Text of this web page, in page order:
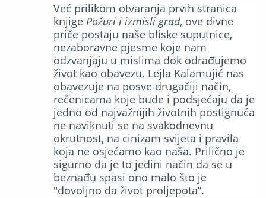
Već prilikom otvaranja prvih stranica
knjige Požuri i izmisli grad, ove divne
priče postaju naše bliske suputnice,
nezaboravne pjesme koje nam
odzvanjaju u mislima dok odrađujemo
život kao obavezu. Lejla Kalamujić nas
obavezuje na posve drugačiji način,
rečenicama koje bude i podsjećaju da je
jedno od najvažnijih životnih postignuća
ne naviknuti se na svakodnevnu
okrutnost, na cinizam svijeta i pravila
koja ne osjećamo kao naša. Prilično je
sigurno da je to jedini način da se u
beznađu spasi ono malo što je
"dovoljno da život proljepota”.